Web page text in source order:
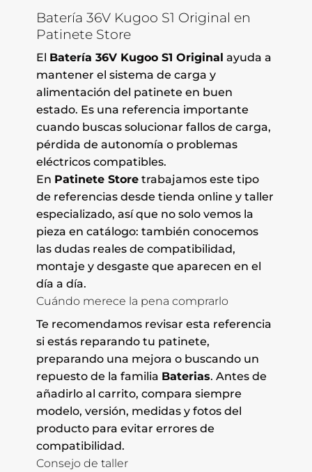
Batería 36V Kugoo S1 Original en
Patinete Store
El Batería 36V Kugoo S1 Original ayuda a
mantener el sistema de carga y
alimentación del patinete en buen
estado. Es una referencia importante
cuando buscas solucionar fallos de carga,
pérdida de autonomía o problemas
eléctricos compatibles.
En Patinete Storetrabajamos este tipo
de referencias desde tienda online y taller
especializado, así que no solo vemos la
pieza en catálogo: también conocemos
las dudas reales de compatibilidad,
montaje y desgaste que aparecen en el
día a día.
Cuándo merece la pena comprarlo
Te recomendamos revisar esta referencia
si estás reparando tu patinete,
preparando una mejora o buscando un
repuesto de la familia Baterias. Antes de
añadirlo al carrito, compara siempre
modelo, versión, medidas y fotos del
producto para evitar errores de
compatibilidad.
Consejo de taller